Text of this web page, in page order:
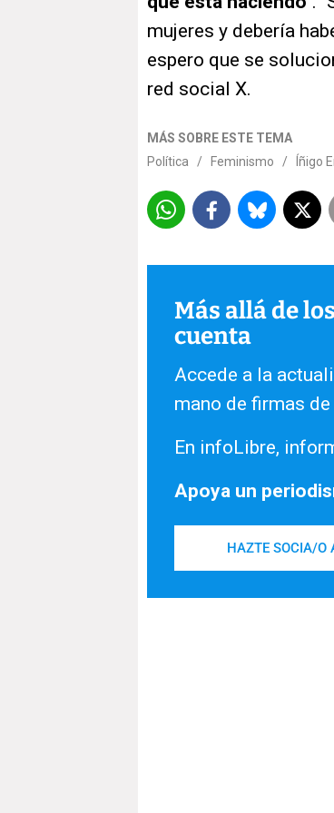
mujeres y debería
espero que se
red social X.
MÁS SOBRE ESTE TEMA
Política
/ Feminismo / Íñigo
Más allá de
cuenta
Accede a la
mano de firmas
En infoLibre,
Apoya un
HAZTE SOCIA/O